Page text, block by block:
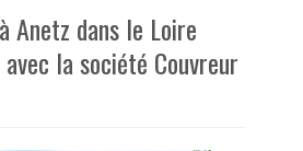
Anetz dans le Loire
la société Couvreur